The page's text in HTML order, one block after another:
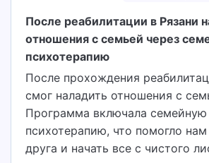
После реабилитации в Рязани
отношения с семьей через
психотерапию
После прохождения
смог наладить отношения с
Программа включала семейную
психотерапию, что помогло нам
друга и начать все с чистого